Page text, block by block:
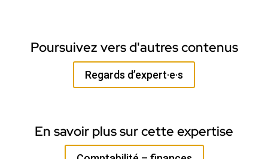
Poursuivez vers d'autres contenus
Regards d’expert·e·s
En savoir plus sur cette expertise